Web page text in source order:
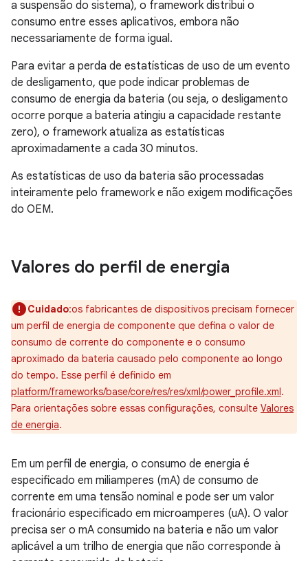
a suspensão do sistema), o framework distribui o
consumo entre esses aplicativos, embora não
necessariamente de forma igual.
Para evitar a perda de estatísticas de uso de um evento
de desligamento, que pode indicar problemas de
consumo de energia da bateria (ou seja, o desligamento
ocorre porque a bateria atingiu a capacidade restante
zero), o framework atualiza as estatísticas
aproximadamente a cada 30 minutos.
As estatísticas de uso da bateria são processadas
inteiramente pelo framework e não exigem modificações
do OEM.
Valores do perfil de energia
Cuidado:os fabricantes de dispositivos precisam fornecer
um perfil de energia de componente que defina o valor de
consumo de corrente do componente e o consumo
aproximado da bateria causado pelo componente ao longo
do tempo. Esse perfil é definido em
platform/frameworks/base/core/res/res/xml/power_profile.xml.
Para orientações sobre essas configurações, consulte Valores
de energia.
Em um perfil de energia, o consumo de energia é
especificado em miliamperes (mA) de consumo de
corrente em uma tensão nominal e pode ser um valor
fracionário especificado em microamperes (uA). O valor
precisa ser o mA consumido na bateria e não um valor
aplicável a um trilho de energia que não corresponde à